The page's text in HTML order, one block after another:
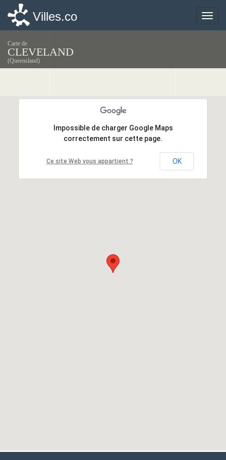
Toggle
Villes.co
Carte de
CLEVELAND
(Queensland)
Impossible de charger Google Maps
correctement sur cette page.
Ce site Web vous appartient ? OK
Impossible de charger Google Maps
correctement sur cette page.
Ce site Web vous appartient ? OK
Toggle
Villes.co